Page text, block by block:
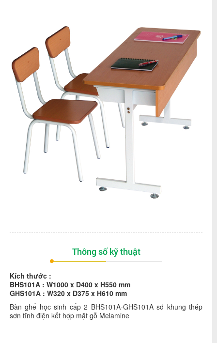
Thông số kỹ thuật
Kích thước :
BHS101A : W1000 x D400 x H550 mm
GHS101A : W320 x D375 x H610 mm
Bàn ghế học sinh cấp 2 BHS101A-GHS101A sd khung thép
sơn tĩnh điện kết hợp mặt gỗ Melamine